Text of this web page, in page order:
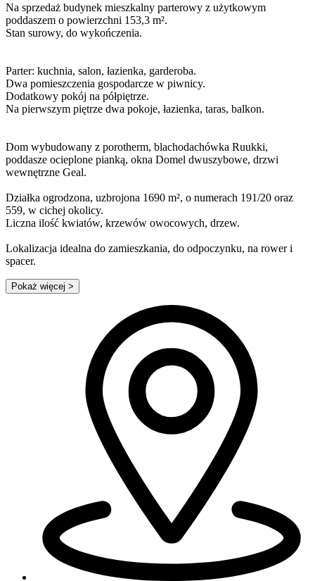
Na sprzedaż budynek mieszkalny parterowy z użytkowym
poddaszem o powierzchni 153,3 m².
Stan surowy, do wykończenia.
Parter: kuchnia, salon, łazienka, garderoba.
Dwa pomieszczenia gospodarcze w piwnicy.
Dodatkowy pokój na półpiętrze.
Na pierwszym piętrze dwa pokoje, łazienka, taras, balkon.
Dom wybudowany z porotherm, blachodachówka Ruukki,
poddasze ocieplone pianką, okna Domel dwuszybowe, drzwi
wewnętrzne Geal.
Działka ogrodzona, uzbrojona 1690 m², o numerach 191/20 oraz
559, w cichej okolicy.
Liczna ilość kwiatów, krzewów owocowych, drzew.
Lokalizacja idealna do zamieszkania, do odpoczynku, na rower i
spacer.
Pokaż więcej >